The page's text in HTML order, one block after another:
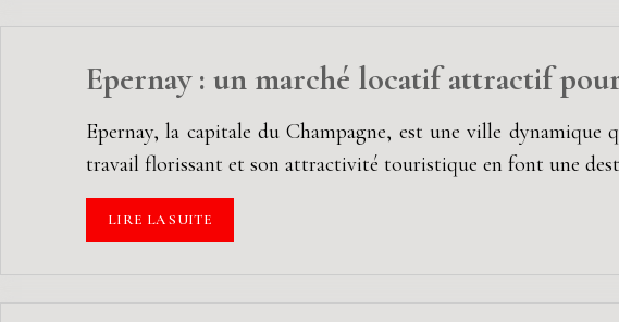
Epernay : un marché locatif attractif
Epernay, la capitale du Champagne, est une ville dynamique
travail florissant et son attractivité touristique en font une
LIRE LA SUITE